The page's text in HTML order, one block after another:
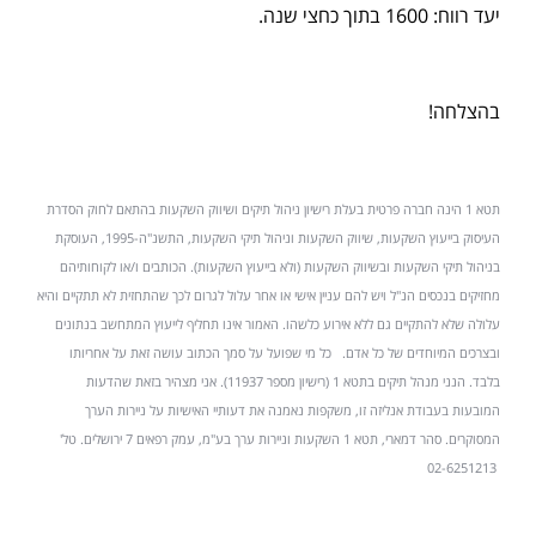
יעד רווח: 1600 בתוך כחצי שנה.
בהצלחה!
תטא 1 הינה חברה פרטית בעלת רישיון ניהול תיקים ושיווק השקעות בהתאם לחוק הסדרת
העיסוק בייעוץ השקעות, שיווק השקעות וניהול תיקי השקעות, התשנ"ה-1995, העוסקת
בניהול תיקי השקעות ובשיווק השקעות (ולא בייעוץ השקעות). הכותבים ו/או לקוחותיהם
מחזיקים בנכסים הנ"ל ויש להם עניין אישי או אחר עלול לגרום לכך שהתחזית לא תתקיים והיא
עלולה שלא להתקיים גם ללא אירוע כלשהו. האמור אינו תחליף לייעוץ המתחשב בנתונים
ובצרכים המיוחדים של כל אדם. כל מי שפועל על סמך הכתוב עושה זאת על אחריותו
בלבד. הנני מנהל תיקים בתטא 1 (רישיון מספר 11937). אני מצהיר בזאת שהדעות
המובעות בעבודת אנליזה זו, משקפות נאמנה את דעותיי האישיות על ניירות הערך
המסוקרים. סהר דמארי, תטא 1 השקעות וניירות ערך בע"מ, עמק רפאים 7 ירושלים. טל'